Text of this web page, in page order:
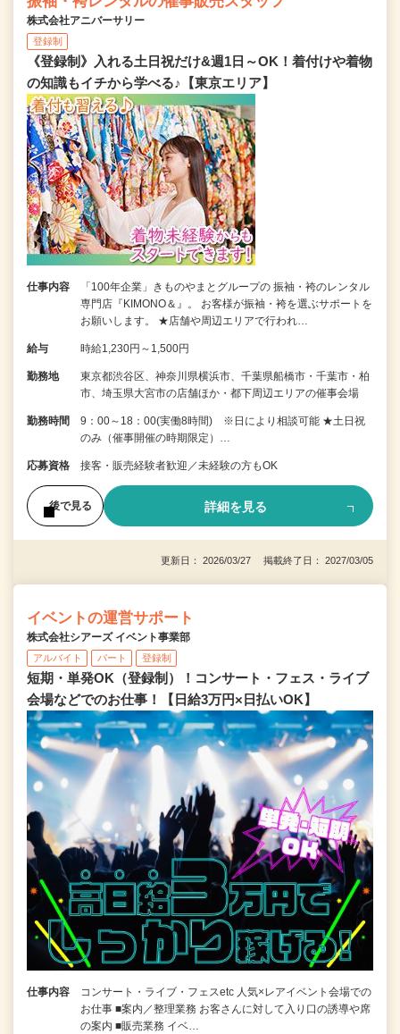
株式会社アニバーサリー
登録制
《登録制》入れる土日祝だけ&週1日～OK！着付けや着物
の知識もイチから学べる♪【東京エリア】
仕事内容
「100年企業」きものやまとグループの 振袖・袴のレンタル
専門店『KIMONO＆』。 お客様が振袖・袴を選ぶサポートを
お願いします。 ★店舗や周辺エリアで行われ…
給与 時給1,230円～1,500円
勤務地
東京都渋谷区、神奈川県横浜市、千葉県船橋市・千葉市・柏
市、埼玉県大宮市の店舗ほか・都下周辺エリアの催事会場
勤務時間
9：00～18：00(実働8時間) ※日により相談可能 ★土日祝
のみ（催事開催の時期限定）…
応募資格 接客・販売経験者歓迎／未経験の方もOK
後で見る 詳細を見る
更新日： 2026/03/27 掲載終了日： 2027/03/05
イベントの運営サポート
株式会社シアーズ イベント事業部
アルバイト パート 登録制
短期・単発OK（登録制）！コンサート・フェス・ライブ
会場などでのお仕事！【日給3万円×日払いOK】
仕事内容
コンサート・ライブ・フェスetc 人気×レアイベント会場での
お仕事 ■案内／整理業務 お客さんに対して入り口の誘導や席
の案内 ■販売業務 イベ…